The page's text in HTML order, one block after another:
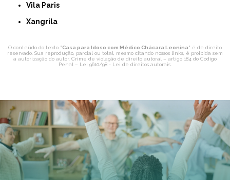
Vila Paris
Xangrila
O conteúdo do texto "Casa para Idoso com Médico Chácara Leonina" é de direito
reservado. Sua reprodução, parcial ou total, mesmo citando nossos links, é proibida sem
a autorização do autor. Crime de violação de direito autoral – artigo 184 do Código
Penal – Lei 9610/98 - Lei de direitos autorais